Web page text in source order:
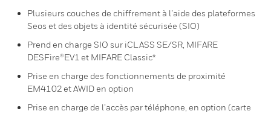
Plusieurs couches de chiffrement à l’aide des plateformes
Seos et des objets à identité sécurisée (SIO)
Prend en charge SIO sur iCLASS SE/SR, MIFARE
DESFire®EV1 et MIFARE Classic*
Prise en charge des fonctionnements de proximité
EM4102 et AWID en option
Prise en charge de l’accès par téléphone, en option (carte